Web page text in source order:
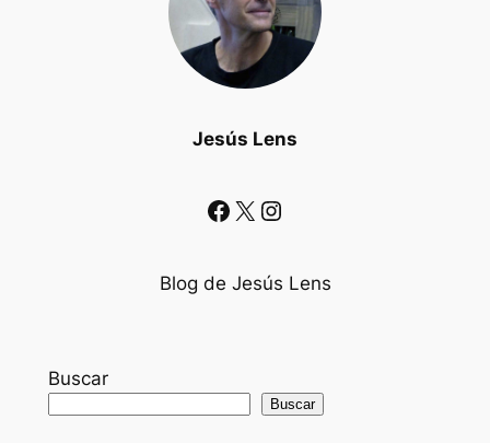
Jesús Lens
Facebook X Instagram
Blog de Jesús Lens
Buscar
Buscar